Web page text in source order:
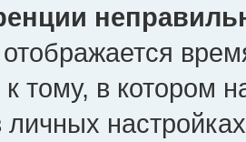
к тому, в котором
личных